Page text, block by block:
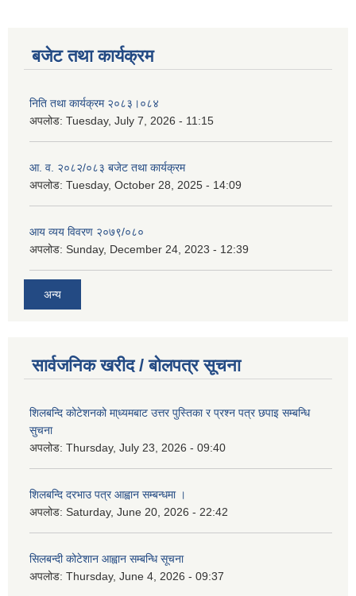
बजेट तथा कार्यक्रम
निति तथा कार्यक्रम २०८३।०८४
अपलोड: Tuesday, July 7, 2026 - 11:15
आ. व. २०८२/०८३ बजेट तथा कार्यक्रम
अपलोड: Tuesday, October 28, 2025 - 14:09
आय व्यय विवरण २०७९/०८०
अपलोड: Sunday, December 24, 2023 - 12:39
अन्य
सार्वजनिक खरीद / बोलपत्र सूचना
शिलबन्दि कोटेशनको मा्ध्यमबाट उत्तर पुस्तिका र प्रश्न पत्र छपाइ सम्बन्धि
सुचना
अपलोड: Thursday, July 23, 2026 - 09:40
शिलबन्दि दरभाउ पत्र आह्वान सम्बन्धमा ।
अपलोड: Saturday, June 20, 2026 - 22:42
सिलबन्दी कोटेशान आह्वान सम्बन्धि सूचना
अपलोड: Thursday, June 4, 2026 - 09:37